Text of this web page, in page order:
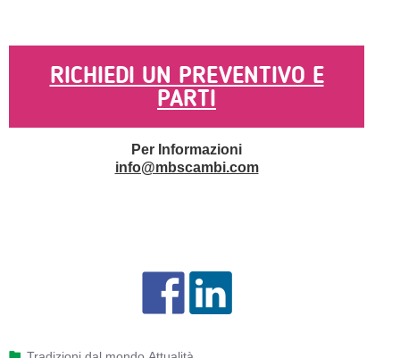
RICHIEDI UN PREVENTIVO E
PARTI
Per Informazioni
info@mbscambi.com